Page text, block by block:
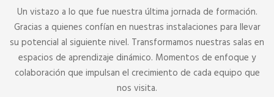
Un vistazo a lo que fue nuestra última jornada de formación.
Gracias a quienes confían en nuestras instalaciones para llevar
su potencial al siguiente nivel. Transformamos nuestras salas en
espacios de aprendizaje dinámico. Momentos de enfoque y
colaboración que impulsan el crecimiento de cada equipo que
nos visita.